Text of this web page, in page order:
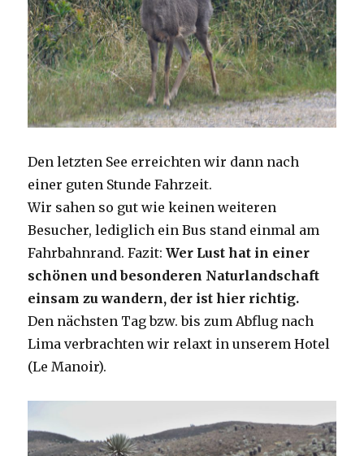
Den letzten See erreichten wir dann nach
einer guten Stunde Fahrzeit.
Wir sahen so gut wie keinen weiteren
Besucher, lediglich ein Bus stand einmal am
Fahrbahnrand. Fazit:Wer Lust hat in einer
schönen und besonderen Naturlandschaft
einsam zu wandern, der ist hier richtig.
Den nächsten Tag bzw. bis zum Abflug nach
Lima verbrachten wir relaxt in unserem Hotel
(Le Manoir).